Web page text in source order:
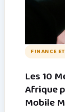
FINANCE
Les 10
Afrique
Mobile